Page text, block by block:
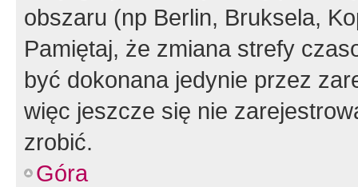
obszaru (np Berlin, Bruksela,
Pamiętaj, że zmiana strefy
być dokonana jedynie przez
więc jeszcze się nie
zrobić.
Góra